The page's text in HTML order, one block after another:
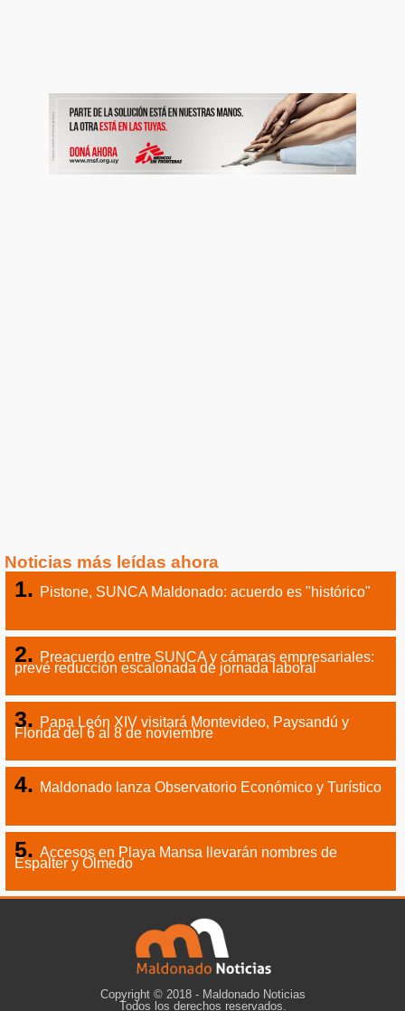
Noticias más leídas ahora
Pistone, SUNCA Maldonado: acuerdo es "histórico"
Preacuerdo entre SUNCA y cámaras empresariales:
prevé reducción escalonada de jornada laboral
Papa León XIV visitará Montevideo, Paysandú y
Florida del 6 al 8 de noviembre
Maldonado lanza Observatorio Económico y Turístico
Accesos en Playa Mansa llevarán nombres de
Espalter y Olmedo
Copyright © 2018 - Maldonado Noticias
Todos los derechos reservados.